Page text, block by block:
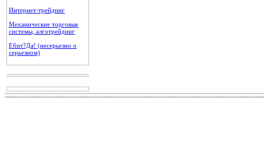
Интернет-трейдинг
Механические торговые
системы, алготрейдинг
Ебит?Да! (несерьезно о
серьезном)